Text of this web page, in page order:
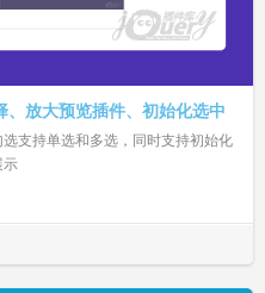
放大预览插件、初始化选中
支持单选和多选，同时支持初始化
示